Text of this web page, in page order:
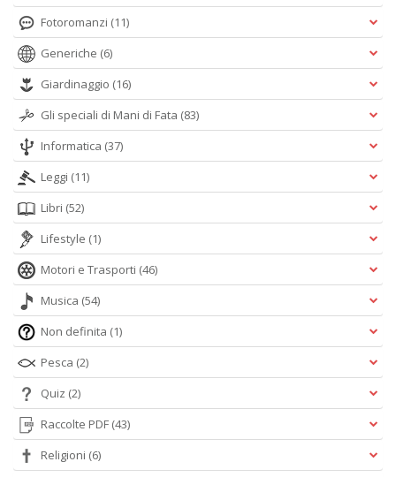
Fotoromanzi (11)
Generiche (6)
Giardinaggio (16)
Gli speciali di Mani di Fata (83)
Informatica (37)
Leggi (11)
Libri (52)
Lifestyle (1)
Motori e Trasporti (46)
Musica (54)
Non definita (1)
Pesca (2)
Quiz (2)
Raccolte PDF (43)
Religioni (6)